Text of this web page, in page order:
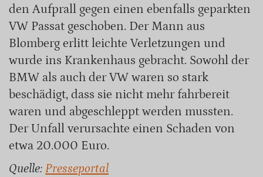
den Aufprall gegen einen ebenfalls geparkten
VW Passat geschoben. Der Mann aus
Blomberg erlitt leichte Verletzungen und
wurde ins Krankenhaus gebracht. Sowohl der
BMW als auch der VW waren so stark
beschädigt, dass sie nicht mehr fahrbereit
waren und abgeschleppt werden mussten.
Der Unfall verursachte einen Schaden von
etwa 20.000 Euro.
Quelle: Presseportal